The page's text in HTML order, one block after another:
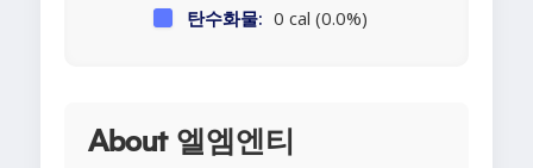
탄수화물: 0 cal (0.0%)
About 엘엠엔티